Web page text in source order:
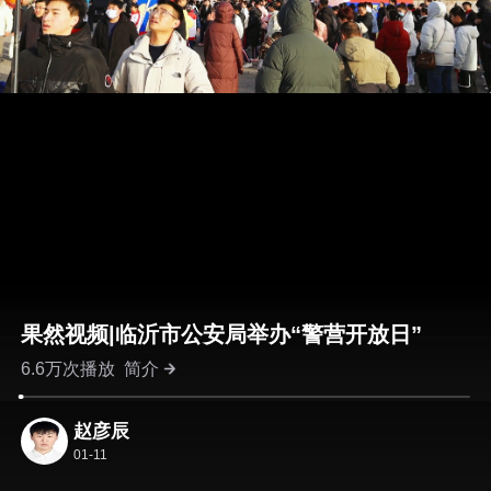
果然视频|临沂市公安局举办“警营开放日”
6.6万次播放简介
赵彦辰
01-11